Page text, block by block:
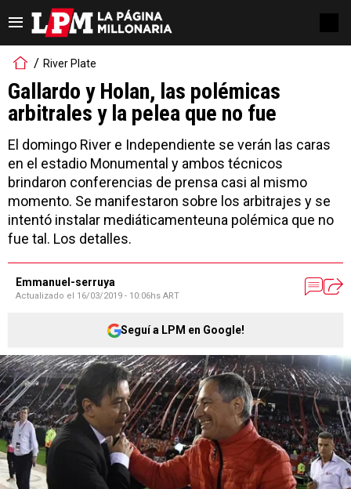
River Plate
Gallardo y Holan, las polémicas
arbitrales y la pelea que no fue
El domingo River e Independiente se verán las caras
en el estadio Monumental y ambos técnicos
brindaron conferencias de prensa casi al mismo
momento. Se manifestaron sobre los arbitrajes y se
intentó instalar mediáticamenteuna polémica que no
fue tal. Los detalles.
Emmanuel-serruya
Actualizado el 16/03/2019 - 10:06hs ART
Seguí a LPM en Google!